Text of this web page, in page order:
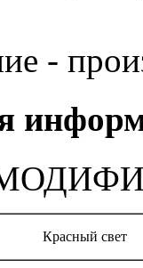
-
Красный свет